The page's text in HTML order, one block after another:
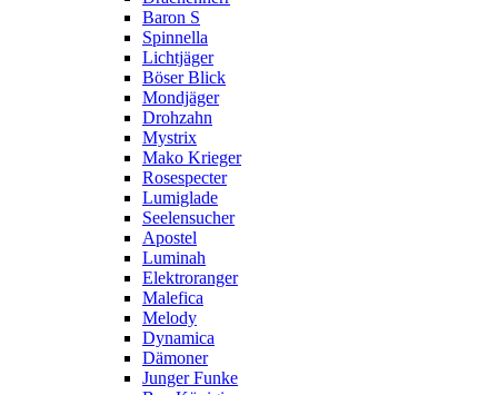
Baron S
Spinnella
Lichtjäger
Böser Blick
Mondjäger
Drohzahn
Mystrix
Mako Krieger
Rosespecter
Lumiglade
Seelensucher
Apostel
Luminah
Elektroranger
Malefica
Melody
Dynamica
Dämoner
Junger Funke